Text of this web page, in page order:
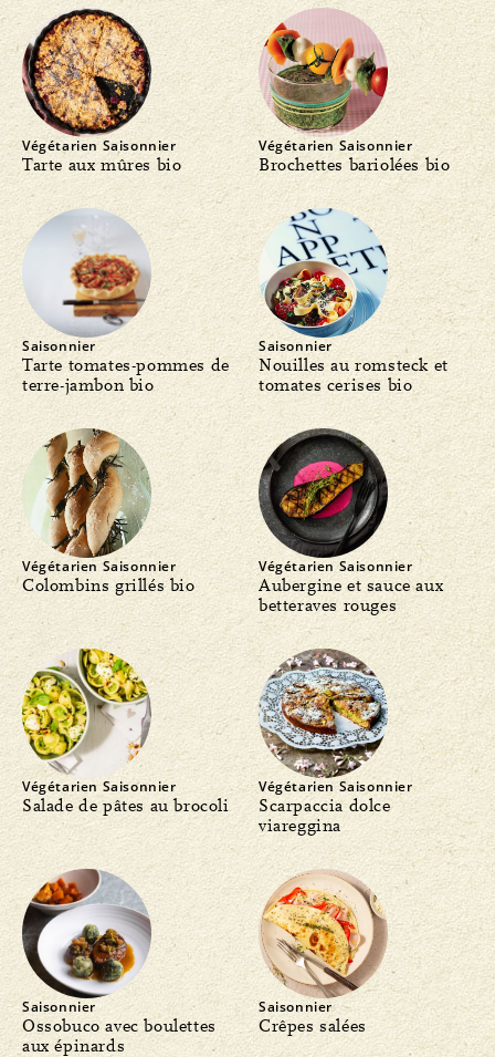
Végétarien Saisonnier
Tarte aux mûres bio
Végétarien Saisonnier
Brochettes bariolées bio
Saisonnier
Tarte tomates-pommes de
terre-jambon bio
Saisonnier
Nouilles au romsteck et
tomates cerises bio
Végétarien Saisonnier
Colombins grillés bio
Végétarien Saisonnier
Aubergine et sauce aux
betteraves rouges
Végétarien Saisonnier
Salade de pâtes au brocoli
Végétarien Saisonnier
Scarpaccia dolce
viareggina
Saisonnier
Ossobuco avec boulettes
aux épinards
Saisonnier
Crêpes salées